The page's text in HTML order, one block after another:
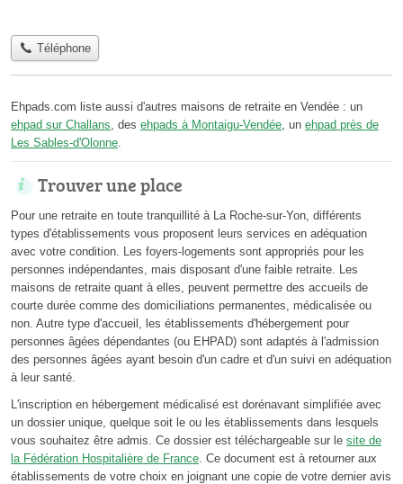
Téléphone
Ehpads.com liste aussi d'autres maisons de retraite en Vendée : un
ehpad sur Challans , des ehpads à Montaigu-Vendée , un ehpad près de
Les Sables-d'Olonne
Trouver une place
Pour une retraite en toute tranquillité à La Roche-sur-Yon, différents
types d'établissements vous proposent leurs services en adéquation
avec votre condition. Les foyers-logements sont appropriés pour les
personnes indépendantes, mais disposant d'une faible retraite. Les
maisons de retraite quant à elles, peuvent permettre des accueils de
courte durée comme des domiciliations permanentes, médicalisée ou
non. Autre type d'accueil, les établissements d'hébergement pour
personnes âgées dépendantes (ou EHPAD) sont adaptés à l'admission
des personnes âgées ayant besoin d'un cadre et d'un suivi en adéquation
à leur santé.
L'inscription en hébergement médicalisé est dorénavant simplifiée avec
un dossier unique, quelque soit le ou les établissements dans lesquels
vous souhaitez être admis. Ce dossier est téléchargeable sur le site de
la Fédération Hospitalière de France . Ce document est à retourner aux
établissements de votre choix en joignant une copie de votre dernier avis